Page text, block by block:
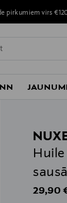
pirkumiem virs
JAUNUMI
29,90